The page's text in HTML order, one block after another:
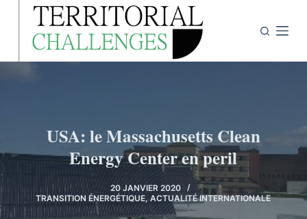
c
t
USA: le Massachusetts Clean
Energy Center en peril
20 JANVIER 2020
TRANSITION ÉNERGÉTIQUE,ACTUALITÉ INTERNATIONALE